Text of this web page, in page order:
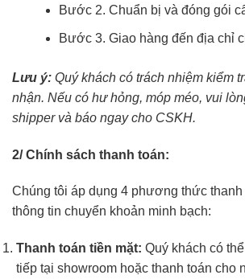
Bước 2. Chuẩn bị và đóng gói
Bước 3. Giao hàng đến địa chỉ
Lưu ý: Quý khách có trách nhiệm kiểm
nhận. Nếu có hư hỏng, móp méo, vui
shipper và báo ngay cho CSKH.
2/ Chính sách thanh toán:
Chúng tôi áp dụng 4 phương thức
thông tin chuyển khoản minh bạch:
Thanh toán tiền mặt: Quý khách có
tiếp tại showroom hoặc thanh toán cho